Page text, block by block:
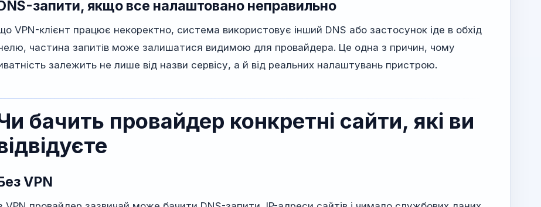
запити, якщо все налаштовано неправильно
VPN-клієнт працює некоректно, система використовує інший DNS або застосунок іде в обхід
частина запитів може залишатися видимою для провайдера. Це одна з причин, чому
залежить не лише від назви сервісу, а й від реальних налаштувань пристрою.
бачить провайдер конкретні сайти, які ви
VPN